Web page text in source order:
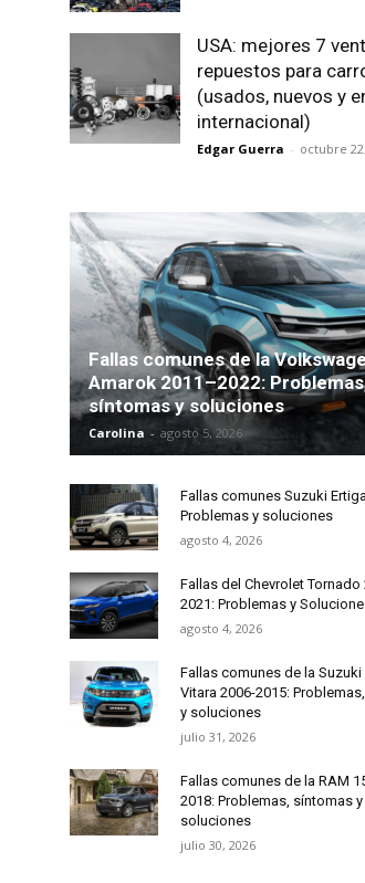
USA: mejores 7
repuestos para
(usados, nuevos y
internacional)
Edgar Guerra - octubre
Fallas comunes de la
Amarok 2011–2022:
síntomas y soluciones
Carolina - agosto 5, 2026
Fallas comunes Suzuki
Problemas y soluciones
agosto 4, 2026
Fallas del Chevrolet Tornado
2021: Problemas y
agosto 4, 2026
Fallas comunes de la Suzuki
Vitara 2006-2015:
y soluciones
julio 31, 2026
Fallas comunes de la RAM
2018: Problemas, síntomas y
soluciones
julio 30, 2026